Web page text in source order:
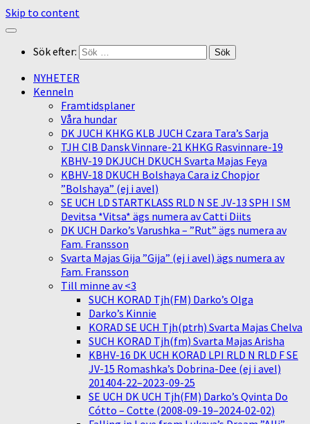
Skip to content
Sök efter:
NYHETER
Kenneln
Framtidsplaner
Våra hundar
DK JUCH KHKG KLB JUCH Czara Tara’s Sarja
TJH CIB Dansk Vinnare-21 KHKG Rasvinnare-19
KBHV-19 DKJUCH DKUCH Svarta Majas Feya
KBHV-18 DKUCH Bolshaya Cara iz Chopjor
”Bolshaya” (ej i avel)
SE UCH LD STARTKLASS RLD N SE JV-13 SPH I SM
Devitsa *Vitsa* ägs numera av Catti Diits
DK UCH Darko’s Varushka – ”Rut” ägs numera av
Fam. Fransson
Svarta Majas Gija ”Gija” (ej i avel) ägs numera av
Fam. Fransson
Till minne av <3
SUCH KORAD Tjh(FM) Darko’s Olga
Darko’s Kinnie
KORAD SE UCH Tjh(ptrh) Svarta Majas Chelva
SUCH KORAD Tjh(fm) Svarta Majas Arisha
KBHV-16 DK UCH KORAD LPI RLD N RLD F SE
JV-15 Romashka’s Dobrina-Dee (ej i avel)
201404-22–2023-09-25
SE UCH DK UCH Tjh(FM) Darko’s Qvinta Do
Cótto – Cotte (2008-09-19–2024-02-02)